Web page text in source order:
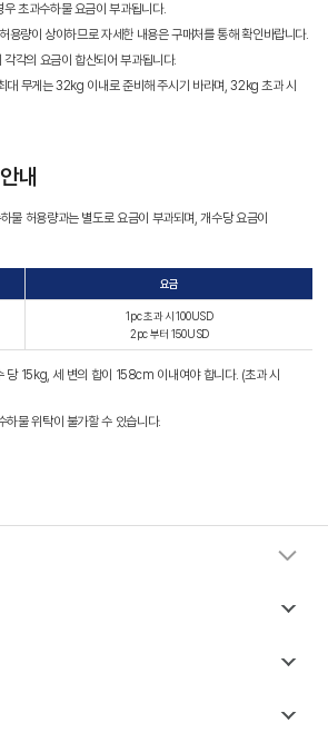
초과수하물 요금이 부과됩니다.
량이 상이하므로 자세한 내용은 구매처를 통해 확인바랍니다.
각의 요금이 합산되어 부과됩니다.
대 무게는 32kg 이내로 준비해 주시기 바라며, 32kg 초과 시
내
물 허용량과는 별도로 요금이 부과되며, 개수당 요금이
요금
1pc 초과 시 100USD
2pc 부터 150USD
당 15kg, 세 변의 합이 158cm 이내여야 합니다. (초과 시
하물 위탁이 불가할 수 있습니다.
앙코르항공 예약센터
9527 9595 (토요일, 일요일)
권